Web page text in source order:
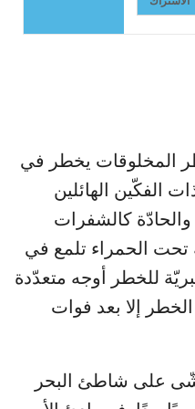
المخلوقات يخطر في
الفكّين الهائلين
والحادّة كالشفرات
تحت الحمراء تلمع في
للخطر أوجه متعدّدة
إلا بعد فوات
على شاطئ البحر